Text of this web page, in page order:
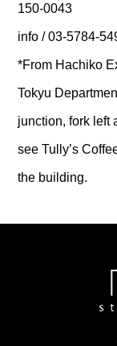
150-0043
info / 03-5784-
*From Hachiko
Tokyu
junction, fork left
see Tully’s
the building.